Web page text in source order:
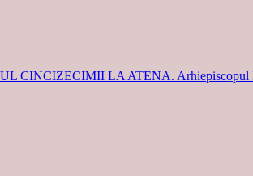
CINCIZECIMII LA ATENA. Arhiepiscopul